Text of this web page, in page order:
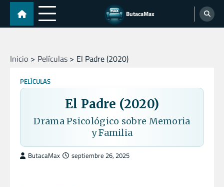
Skip
content
ButacaMax
Inicio Películas El Padre (2020)
PELÍCULAS
El Padre (2020)
Drama Psicológico sobre Memoria
y Familia
ButacaMax septiembre 26, 2025